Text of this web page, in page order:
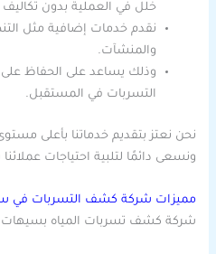
خلل في العملية بدون
نقدم خدمات إضافية مثل
والمنشآت.
وذلك يساعد على الحفاظ
التسربات في المستقبل.
نحن نعتز بتقديم خدماتنا بأعلى
ونسعى دائمًا لتلبية احتياجات
مميزات شركة كشف التسربات في
شركة كشف تسربات المياه بسيهات